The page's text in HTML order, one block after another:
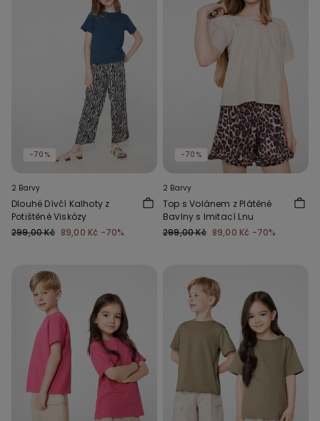
-70%
2 Barvy
Dlouhé Dívčí Kalhoty z
Potištěné Viskózy
299,00 Kč 89,00 Kč -70%
-70%
2 Barvy
Top s Volánem z Plátěné
Bavlny s Imitací Lnu
299,00 Kč 89,00 Kč -70%